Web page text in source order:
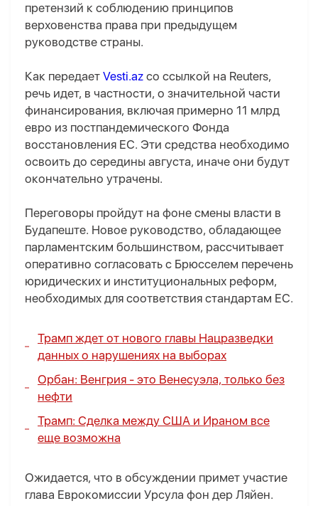
претензий к соблюдению принципов
верховенства права при предыдущем
руководстве страны.
Как передает Vesti.az со ссылкой на Reuters,
речь идет, в частности, о значительной части
финансирования, включая примерно 11 млрд
евро из постпандемического Фонда
восстановления ЕС. Эти средства необходимо
освоить до середины августа, иначе они будут
окончательно утрачены.
Переговоры пройдут на фоне смены власти в
Будапеште. Новое руководство, обладающее
парламентским большинством, рассчитывает
оперативно согласовать с Брюсселем перечень
юридических и институциональных реформ,
необходимых для соответствия стандартам ЕС.
Трамп ждет от нового главы Нацразведки
данных о нарушениях на выборах
Орбан: Венгрия - это Венесуэла, только без
нефти
Трамп: Сделка между США и Ираном все
еще возможна
Ожидается, что в обсуждении примет участие
глава Еврокомиссии Урсула фон дер Ляйен.